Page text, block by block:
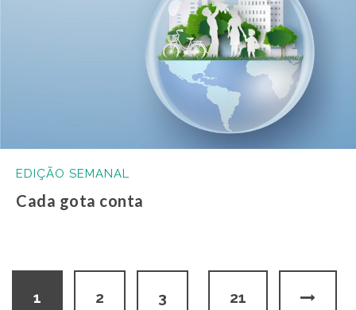
EDIÇÃO SEMANAL
Cada gota conta
1 2 3 21